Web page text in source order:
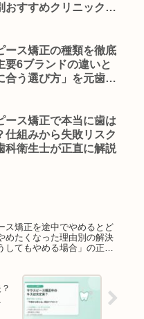
おすすめクリニック完
ース矯正の種類を徹底
要6ブランドの違いと
合う選び方」を元歯科
ース矯正で本当に歯は
仕組みから失敗リスク
科衛生士が正直に解説
ス矯正を途中でやめるとど
めたくなった理由別の解決
してもやめる場合」の正し